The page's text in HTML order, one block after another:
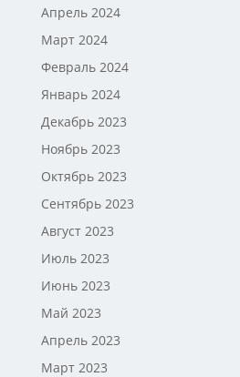
Апрель 2024
Март 2024
Февраль 2024
Январь 2024
Декабрь 2023
Ноябрь 2023
Октябрь 2023
Сентябрь 2023
Август 2023
Июль 2023
Июнь 2023
Май 2023
Апрель 2023
Март 2023